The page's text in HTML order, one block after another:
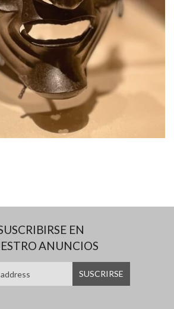
EN
ANUNCIOS